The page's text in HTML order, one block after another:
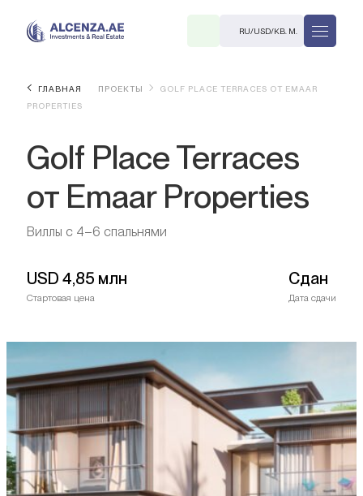
RU/USD/КВ. М.
ГЛАВНАЯ ПРОЕКТЫ
GOLF PLACE TERRACES ОТ EMAAR
PROPERTIES
Golf Place Terraces
от Emaar Properties
Виллы с 4–6 спальнями
USD 4,85 млн
Стартовая цена
Сдан
Дата сдачи